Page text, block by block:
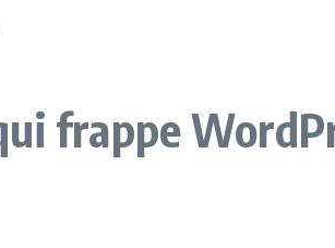
frappe